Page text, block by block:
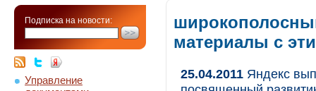
Подписка на новости:
Управление
материалы с
25.04.2011 Яндекс